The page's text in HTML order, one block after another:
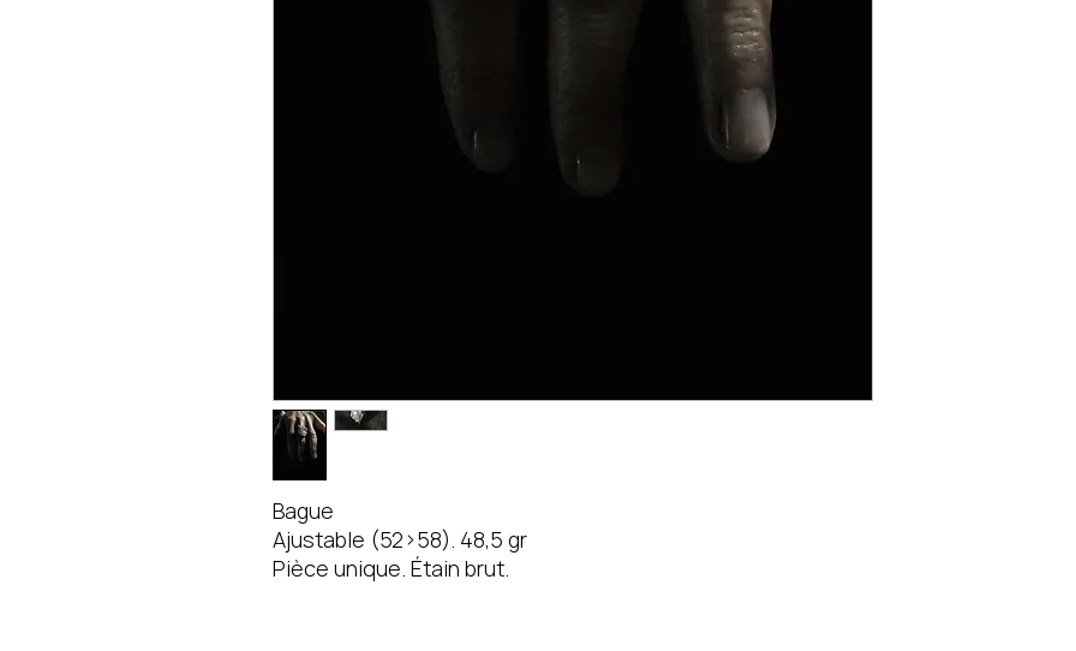
Bague
Ajustable (52>58). 48,5 gr
Pièce unique. Étain brut.